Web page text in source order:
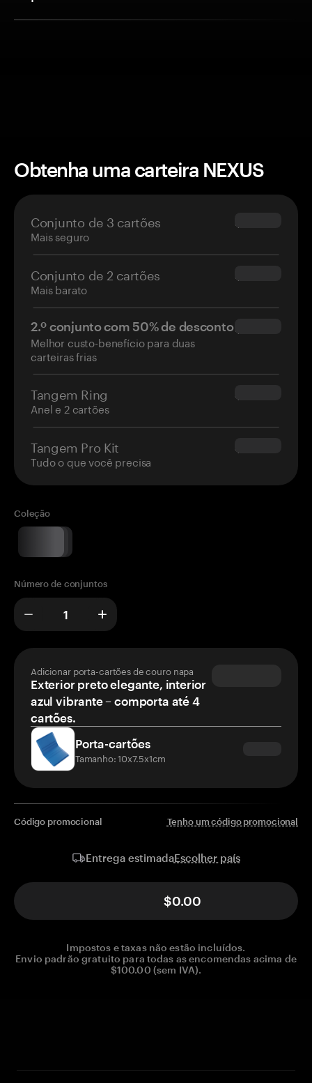
Obtenha uma carteira NEXUS
Conjunto de 3 cartões
Mais seguro
$69.90
Conjunto de 2 cartões
Mais barato
$54.90
2.º conjunto com 50% de desconto
Melhor custo-benefício para duas
carteiras frias
$34.95
Tangem Ring
Anel e 2 cartões
$160.00
Tangem Pro Kit
Tudo o que você precisa
$180.00
Coleção
Número de conjuntos
Adicionar porta-cartões de couro napa
Exterior preto elegante, interior
azul vibrante – comporta até 4
cartões.
Porta-cartões
Tamanho: 10x7.5x1cm
Código promocional Tenho um código promocional
Entrega estimadaEscolher país
$0.00
Impostos e taxas não estão incluídos.
Envio padrão gratuito para todas as encomendas acima de
$100.00 (sem IVA).